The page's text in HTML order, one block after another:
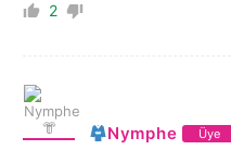
2
Nymphe Üye